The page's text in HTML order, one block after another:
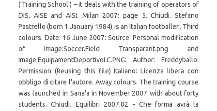
('Training School') – it deals with the training of operators of
DIS, AISE and AISI. Milan 2007: page 5. Chiudi. Stefano
Pastrello (born 1 January 1984) is an Italian footballer.. Third
colours. Date: 16 June 2007: Source: Personal modification
of Image:Soccer.Field Transparant.png and
Image:EquipamentDeportivoLC.PNG: Author: Freddyballo:
Permission (Reusing this file) Italiano: Licenza libera con
obbligo di citare l'autore. Away colours. The training course
was launched in Sana'a in November 2007 with about forty
students. Chiudi. Equilibri 2007.02 - Che forma avrà la